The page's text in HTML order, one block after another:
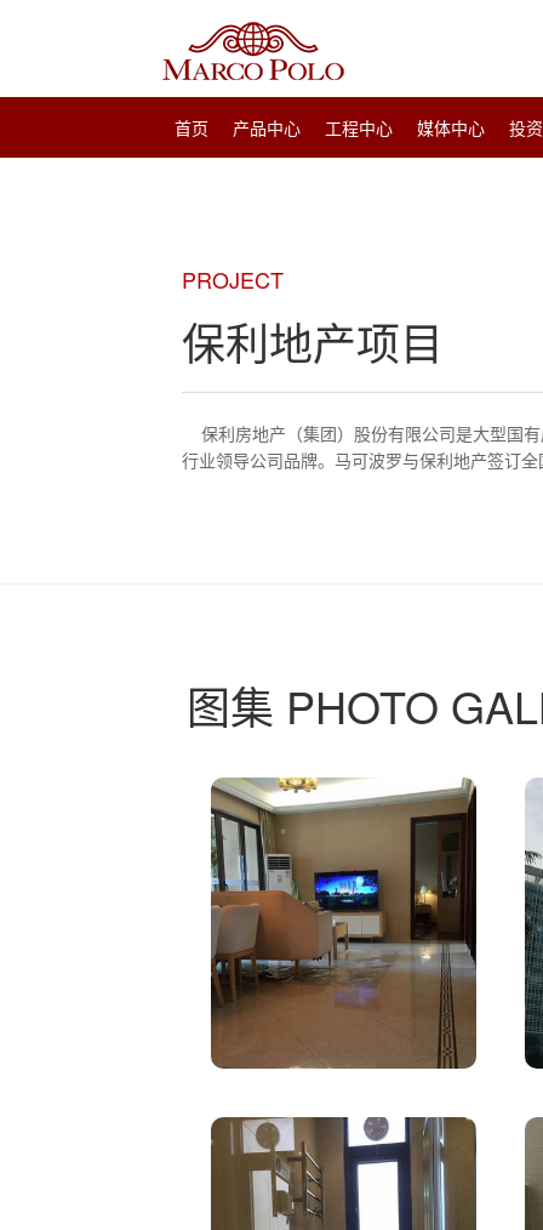
首页 产品中心 工程中心 媒体中心 投
PROJECT
保利地产项目
保利房地产（集团）股份有限公司是大型国
行业领导公司品牌。马可波罗与保利地产签订
图集 PHOTO